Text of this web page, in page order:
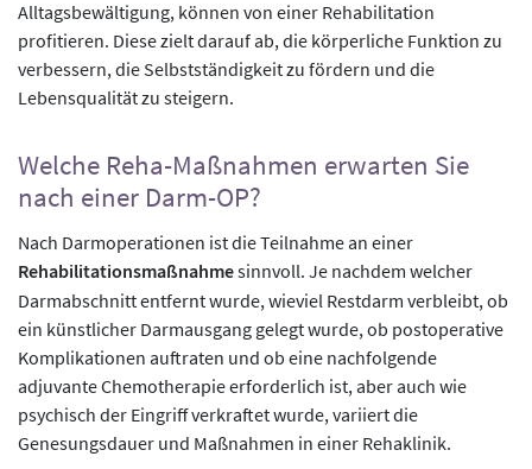
Alltagsbewältigung, können von einer Rehabilitation
profitieren. Diese zielt darauf ab, die körperliche Funktion zu
verbessern, die Selbstständigkeit zu fördern und die
Lebensqualität zu steigern.
Welche Reha-Maßnahmen erwarten Sie
nach einer Darm-OP?
Nach Darmoperationen ist die Teilnahme an einer
Rehabilitationsmaßnahmesinnvoll. Je nachdem welcher
Darmabschnitt entfernt wurde, wieviel Restdarm verbleibt, ob
ein künstlicher Darmausgang gelegt wurde, ob postoperative
Komplikationen auftraten und ob eine nachfolgende
adjuvante Chemotherapie erforderlich ist, aber auch wie
psychisch der Eingriff verkraftet wurde, variiert die
Genesungsdauer und Maßnahmen in einer Rehaklinik.